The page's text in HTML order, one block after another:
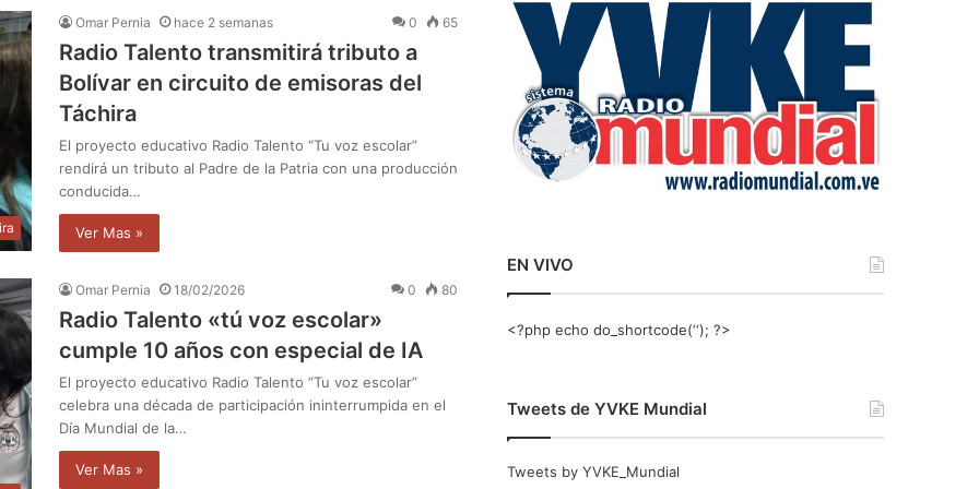
Omar Pernia hace 2 semanas 0 65
Radio Talento transmitirá tributo a
Bolívar en circuito de emisoras del
Táchira
El proyecto educativo Radio Talento “Tu voz escolar”
rendirá un tributo al Padre de la Patria con una producción
conducida…
Ver Mas »
Omar Pernia 18/02/2026 0 80
Radio Talento «tú voz escolar»
cumple 10 años con especial de IA
El proyecto educativo Radio Talento “Tu voz escolar”
celebra una década de participación ininterrumpida en el
Día Mundial de la…
Ver Mas »
r
EN VIVO
<?php echo do_shortcode(‘‘); ?>
Tweets de YVKE Mundial
Tweets by YVKE_Mundial